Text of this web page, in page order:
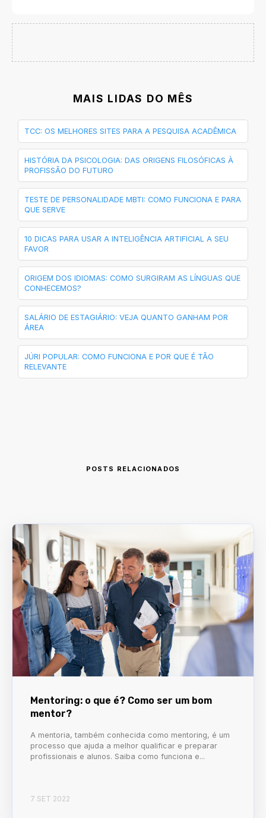
MAIS LIDAS DO MÊS
TCC: OS MELHORES SITES PARA A PESQUISA ACADÊMICA
HISTÓRIA DA PSICOLOGIA: DAS ORIGENS FILOSÓFICAS À
PROFISSÃO DO FUTURO
TESTE DE PERSONALIDADE MBTI: COMO FUNCIONA E PARA
QUE SERVE
10 DICAS PARA USAR A INTELIGÊNCIA ARTIFICIAL A SEU
FAVOR
ORIGEM DOS IDIOMAS: COMO SURGIRAM AS LÍNGUAS QUE
CONHECEMOS?
SALÁRIO DE ESTAGIÁRIO: VEJA QUANTO GANHAM POR
ÁREA
JÚRI POPULAR: COMO FUNCIONA E POR QUE É TÃO
RELEVANTE
POSTS RELACIONADOS
Mentoring: o que é? Como ser um bom
mentor?
A mentoria, também conhecida como mentoring, é um
processo que ajuda a melhor qualificar e preparar
profissionais e alunos. Saiba como funciona e...
7 SET 2022